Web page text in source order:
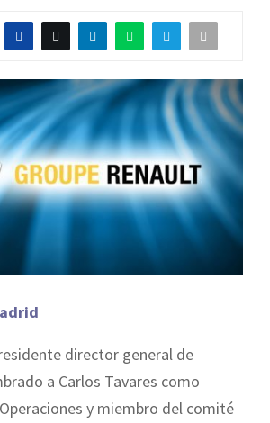
director general de
a Carlos Tavares como
y miembro del comité